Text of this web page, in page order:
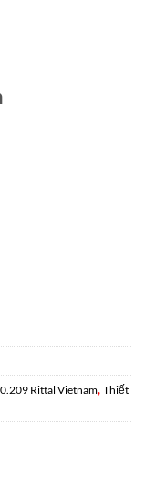
Rittal Vietnam, Thiết